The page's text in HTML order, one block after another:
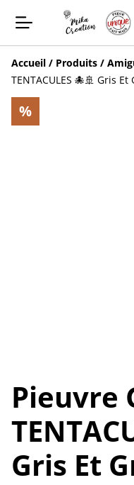
Accueil / Produits /
TENTACULES 🐙🚢 Gris
%
Pieuvre
Gris Et